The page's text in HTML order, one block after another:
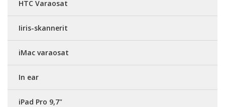
HTC Varaosat
Iiris-skannerit
iMac varaosat
In ear
iPad Pro 9,7"